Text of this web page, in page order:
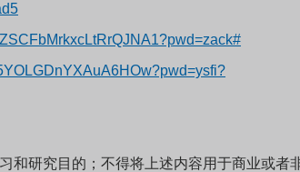
和研究目的；不得将上述内容用于商业或者